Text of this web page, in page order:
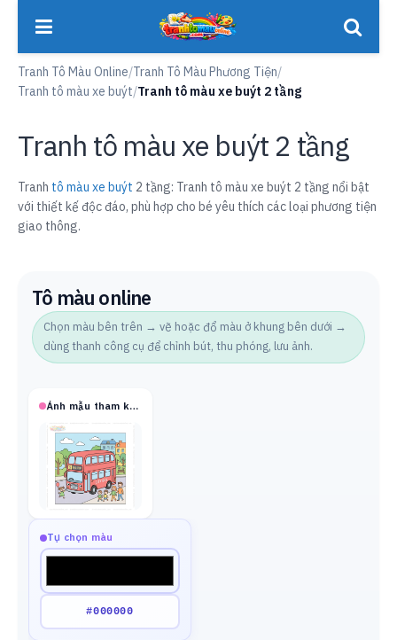
Tranh Tô Màu Online/Tranh Tô Màu Phương Tiện/
Tranh tô màu xe buýt/Tranh tô màu xe buýt 2 tầng
Tranh tô màu xe buýt 2 tầng
Tranh tô màu xe buýt 2 tầng: Tranh tô màu xe buýt 2 tầng nổi bật
với thiết kế độc đáo, phù hợp cho bé yêu thích các loại phương tiện
giao thông.
Tô màu online
Chọn màu bên trên → vẽ hoặc đổ màu ở khung bên dưới →
dùng thanh công cụ để chỉnh bút, thu phóng, lưu ảnh.
Ảnh mẫu tham khảo
Tự chọn màu